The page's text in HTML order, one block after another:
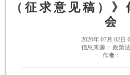
（征求意见稿）
会
2026年 07月 02日
信息来源： 政策
作者：